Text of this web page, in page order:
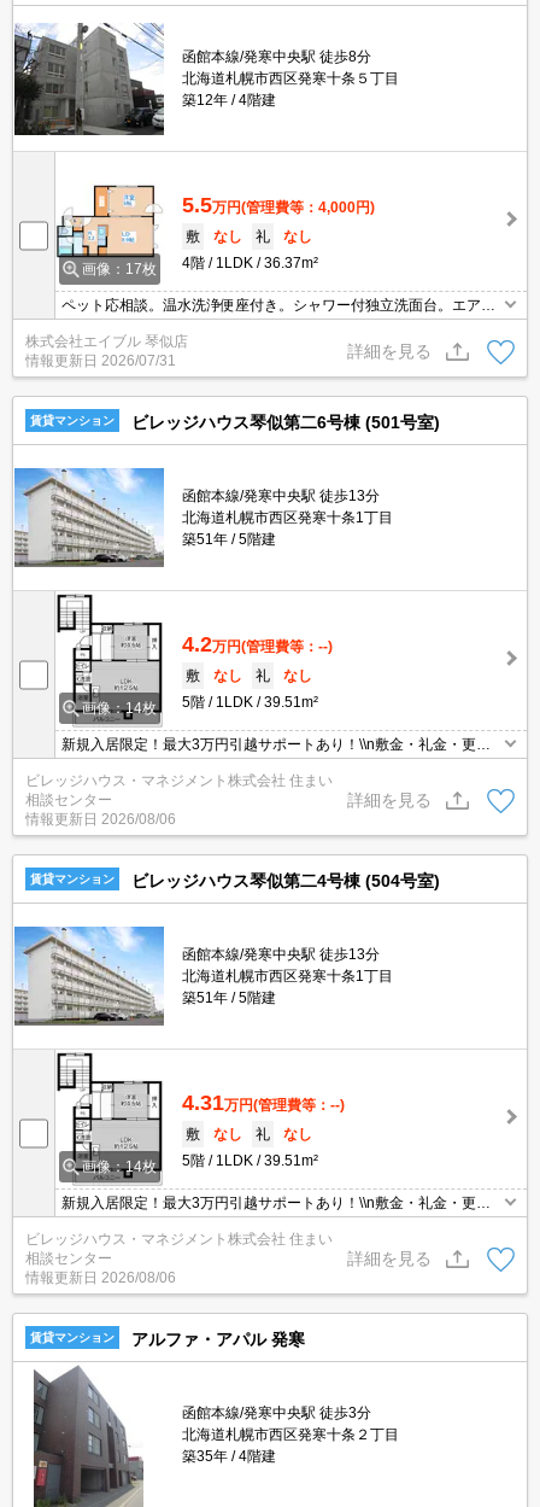
函館本線/発寒中央駅 徒歩8分
北海道札幌市西区発寒十条５丁目
築12年
4階建
画像：17枚
5.5万円(管理費等：4,000円)
敷
なし 礼
なし
4階
1LDK 36.37m²
ペット応相談。温水洗浄便座付き。シャワー付独立洗面台。エアコ
ン付き。灯油FF。インターネット無料。オートロック。TVインター
ホン付き。駐輪場有。24時間換気システム。初期費用カード払い
可。
株式会社エイブル 琴似店
情報更新日 2026/07/31
詳細を見る
賃貸マンション ビレッジハウス琴似第二6号棟 (501号室)
函館本線/発寒中央駅 徒歩13分
北海道札幌市西区発寒十条1丁目
築51年
5階建
画像：14枚
4.2万円(管理費等：--)
敷
なし 礼
なし
5階
1LDK 39.51m²
新規入居限定！最大3万円引越サポートあり！\\n敷金・礼金・更新
料・鍵交換手数料0円！※契約内容や審査の結果、敷金をお預かり
する場合がございます。
ビレッジハウス・マネジメント株式会社 住まい
相談センター
情報更新日 2026/08/06
詳細を見る
賃貸マンション ビレッジハウス琴似第二4号棟 (504号室)
函館本線/発寒中央駅 徒歩13分
北海道札幌市西区発寒十条1丁目
築51年
5階建
画像：14枚
4.31万円(管理費等：--)
敷
なし 礼
なし
5階
1LDK 39.51m²
新規入居限定！最大3万円引越サポートあり！\\n敷金・礼金・更新
料・鍵交換手数料0円！※契約内容や審査の結果、敷金をお預かり
する場合がございます。
ビレッジハウス・マネジメント株式会社 住まい
相談センター
情報更新日 2026/08/06
詳細を見る
賃貸マンション アルファ・アパル 発寒
函館本線/発寒中央駅 徒歩3分
北海道札幌市西区発寒十条２丁目
築35年
4階建